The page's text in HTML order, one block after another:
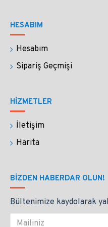
İade ve değişimi
ulaştığı gibi
ışıltısını sayfalarınızda
HESABIM
Hesabım
Sipariş Geçmişi
HİZMETLER
İletişim
Harita
BIZDEN HABERDAR OLUN!
Bültenimize kaydolarak